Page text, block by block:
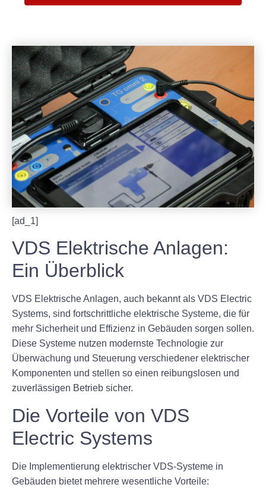
[ad_1]
VDS Elektrische Anlagen:
Ein Überblick
VDS Elektrische Anlagen, auch bekannt als VDS Electric
Systems, sind fortschrittliche elektrische Systeme, die für
mehr Sicherheit und Effizienz in Gebäuden sorgen sollen.
Diese Systeme nutzen modernste Technologie zur
Überwachung und Steuerung verschiedener elektrischer
Komponenten und stellen so einen reibungslosen und
zuverlässigen Betrieb sicher.
Die Vorteile von VDS
Electric Systems
Die Implementierung elektrischer VDS-Systeme in
Gebäuden bietet mehrere wesentliche Vorteile: